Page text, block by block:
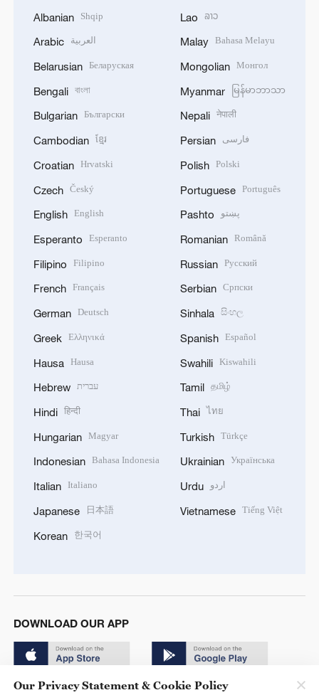
Albanian Shqip
Arabic العربية
Belarusian Беларуская
Bengali বাংলা
Bulgarian Български
Cambodian ខ្មែរ
Croatian Hrvatski
Czech Český
English English
Esperanto Esperanto
Filipino Filipino
French Français
German Deutsch
Greek Ελληνικά
Hausa Hausa
Hebrew עברית
Hindi हिन्दी
Hungarian Magyar
Indonesian Bahasa Indonesia
Italian Italiano
Japanese 日本語
Korean 한국어
Lao ລາວ
Malay Bahasa Melayu
Mongolian Монгол
Myanmar မြန်မာဘာသာ
Nepali नेपाली
Persian فارسی
Polish Polski
Portuguese Português
Pashto پښتو
Romanian Română
Russian Русский
Serbian Српски
Sinhala සිංහල
Spanish Español
Swahili Kiswahili
Tamil தமிழ்
Thai ไทย
Turkish Türkçe
Ukrainian Українська
Urdu اردو
Vietnamese Tiếng Việt
DOWNLOAD OUR APP
Our Privacy Statement & Cookie Policy